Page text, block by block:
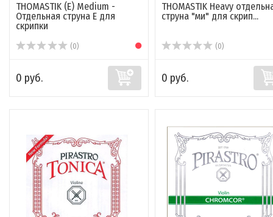
THOMASTIK (Е) Medium -
Отдельная струна Е для
скрипки
(0)
0 руб.
THOMASTIK Heavy
струна "ми" для скрип...
(0)
0 руб.